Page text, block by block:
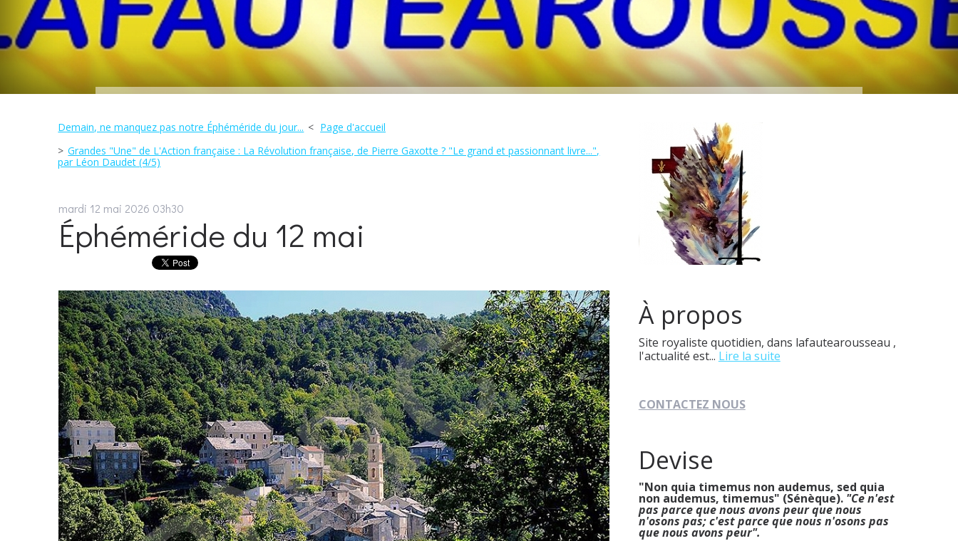
Demain, ne manquez pas notre Éphéméride du jour...
Page d'accueil
Grandes "Une" de L'Action française : La Révolution française, de Pierre Gaxotte ? "Le grand et passionnant livre...",
par Léon Daudet (4/5)
mardi 12 mai 2026 03h30
Éphéméride du 12 mai
À propos
Site royaliste quotidien, dans lafautearousseau ,
l'actualité est... Lire la suite
CONTACTEZ NOUS
Devise
"Non quia timemus non audemus, sed quia
non audemus, timemus" (Sénèque). "Ce n'est
pas parce que nous avons peur que nous
n'osons pas; c'est parce que nous n'osons pas
que nous avons peur".